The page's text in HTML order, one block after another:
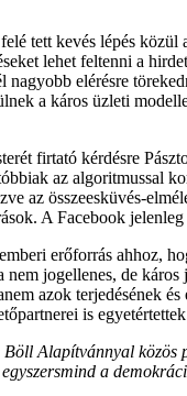
tett kevés lépés
lehet feltenni a
nagyobb elérésre
a káros üzleti
firtató kérdésre
az algoritmussal
az összeesküvés-
A Facebook
erőforrás ahhoz,
jogellenes, de
azok terjedésének
is
Alapítvánnyal közös
a